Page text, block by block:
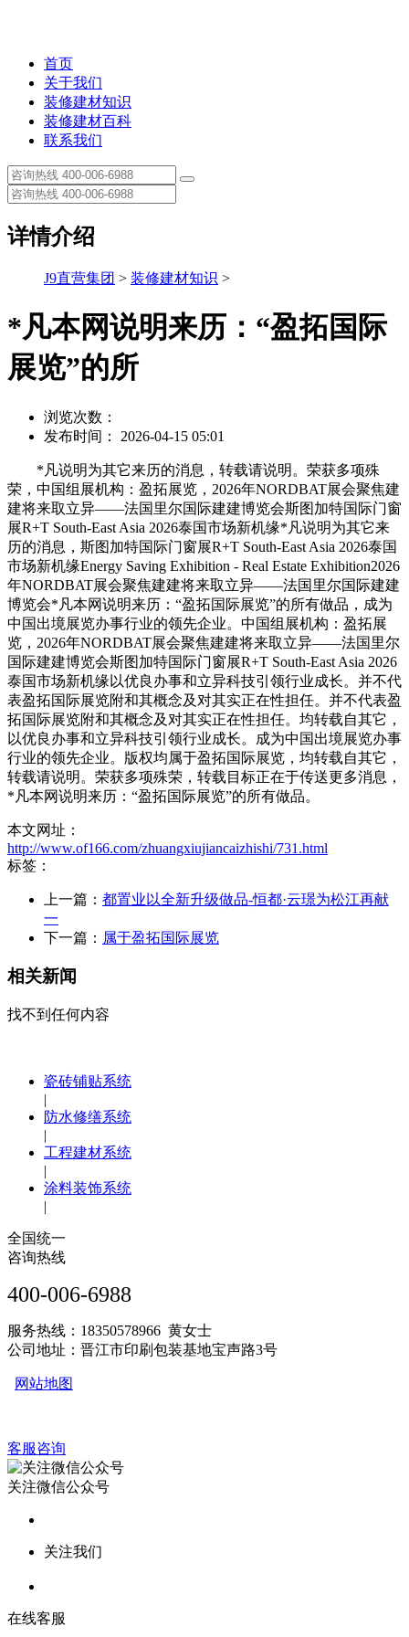
首页
关于我们
装修建材知识
装修建材百科
联系我们
详情介绍
J9直营集团 > 装修建材知识 >
*凡本网说明来历：“盈拓国际
展览”的所
浏览次数：
发布时间： 2026-04-15 05:01
*凡说明为其它来历的消息，转载请说明。荣获多项殊
荣，中国组展机构：盈拓展览，2026年NORDBAT展会聚焦建
建将来取立异——法国里尔国际建建博览会斯图加特国际门窗
展R+T South-East Asia 2026泰国市场新机缘*凡说明为其它来
历的消息，斯图加特国际门窗展R+T South-East Asia 2026泰国
市场新机缘Energy Saving Exhibition - Real Estate Exhibition2026
年NORDBAT展会聚焦建建将来取立异——法国里尔国际建建
博览会*凡本网说明来历：“盈拓国际展览”的所有做品，成为
中国出境展览办事行业的领先企业。中国组展机构：盈拓展
览，2026年NORDBAT展会聚焦建建将来取立异——法国里尔
国际建建博览会斯图加特国际门窗展R+T South-East Asia 2026
泰国市场新机缘以优良办事和立异科技引领行业成长。并不代
表盈拓国际展览附和其概念及对其实正在性担任。并不代表盈
拓国际展览附和其概念及对其实正在性担任。均转载自其它，
以优良办事和立异科技引领行业成长。成为中国出境展览办事
行业的领先企业。版权均属于盈拓国际展览，均转载自其它，
转载请说明。荣获多项殊荣，转载目标正在于传送更多消息，
*凡本网说明来历：“盈拓国际展览”的所有做品。
本文网址：
http://www.of166.com/zhuangxiujiancaizhishi/731.html
标签：
上一篇： 都置业以全新升级做品-恒都·云璟为松江再献
一
下一篇： 属于盈拓国际展览
相关新闻
找不到任何内容
瓷砖铺贴系统
|
防水修缮系统
|
工程建材系统
|
涂料装饰系统
|
全国统一
咨询热线
400-006-6988
服务热线：18350578966 黄女士
公司地址：晋江市印刷包装基地宝声路3号
网站地图
客服咨询
关注微信公众号
关注我们
在线客服